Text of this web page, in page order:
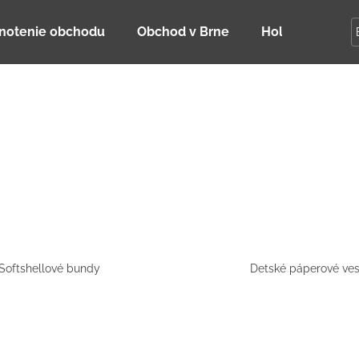
obchodu Obchod v Brne Holky
bundy Detské páperové